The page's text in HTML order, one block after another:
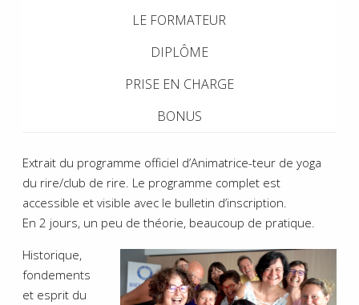
LE FORMATEUR
DIPLÔME
PRISE EN CHARGE
BONUS
Extrait du programme officiel d’Animatrice-teur de yoga
du rire/club de rire. Le programme complet est
accessible et visible avec le bulletin d’inscription.
En 2 jours, un peu de théorie, beaucoup de pratique.
Historique,
fondements
et esprit du